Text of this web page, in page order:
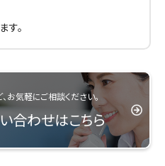
。
お気軽にご相談ください。
合わせはこちら